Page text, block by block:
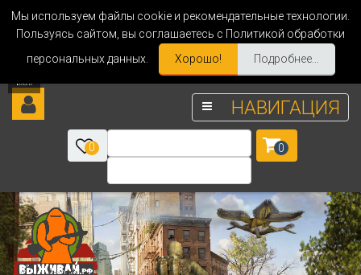
Мы используем файлы cookie и рекомендательные технологии.
Пользуясь сайтом, вы соглашаетесь с Политикой обработки
персональных данных.
Хорошо! Подробнее...
НАВИГАЦИЯ
0 0